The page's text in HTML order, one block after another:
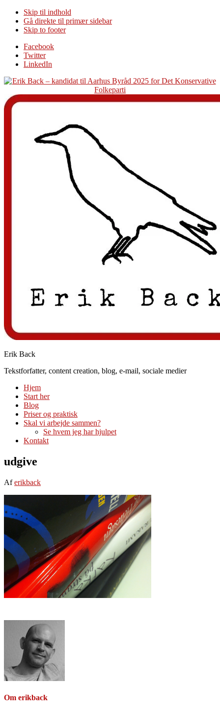
Skip til indhold
Gå direkte til primær sidebar
Skip to footer
Additional
menu
Facebook
Twitter
LinkedIn
Erik Back
Tekstforfatter, content creation, blog, e-mail, sociale medier
Hjem
Start her
Blog
Priser og praktisk
Skal vi arbejde sammen?
Se hvem jeg har hjulpet
Kontakt
udgive
Aferikback
Om erikback